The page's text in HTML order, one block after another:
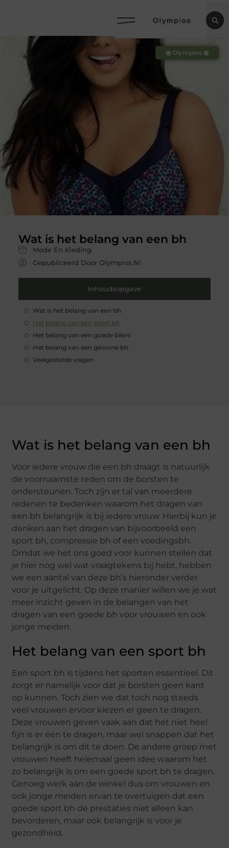
Wat is het belang van een bh
Mode En Kleding
Gepubliceerd Door Olympios.nl
Inhoudsopgave
Wat is het belang van een bh
Het belang van een sport bh
Het belang van een goede bikini
Het belang van een gewone bh
Veelgestelde vragen
◉ Olympios ◉
Wat is het belang van een bh
Voor iedere vrouw die een bh draagt is natuurlijk
de voornaamste reden om de borsten te
ondersteunen. Toch zijn er tal van meerdere
redenen te bedenken waarom het dragen van
een bh belangrijk is bij iedere vrouw. Hierbij kun je
denken aan het dragen van bijvoorbeeld een
sport bh, compressie bh of een voedingsbh.
Omdat we het ons goed voor kunnen stellen dat
je hier nog wel wat vraagtekens bij hebt, hebben
we een aantal van deze bh’s hieronder verder
voor je uitgelicht. Op deze manier willen we je wat
meer inzicht geven in de belangen van het
dragen van een goede bh voor vrouwen en ook
jonge meiden.
Het belang van een sport bh
Een sport bh is tijdens het sporten essentieel. Dit
zorgt er namelijk voor dat je borsten geen kant
op kunnen. Toch zien we dat toch nog steeds
veel vrouwen ervoor kiezen er geen te dragen.
Deze vrouwen geven vaak aan dat het niet heel
fijn is er één te dragen, maar wel snappen dat het
belangrijk is om dit te doen. De andere groep met
vrouwen heeft helemaal geen idee waarom het
zo belangrijk is om een goede sport bh te dragen.
Genoeg werk aan de winkel dus om vrouwen en
ook jonge meiden ervan te overtuigen dat een
goede sport bh de prestaties niet alleen kan
bevorderen, maar ook belangrijk is voor je
gezondheid.